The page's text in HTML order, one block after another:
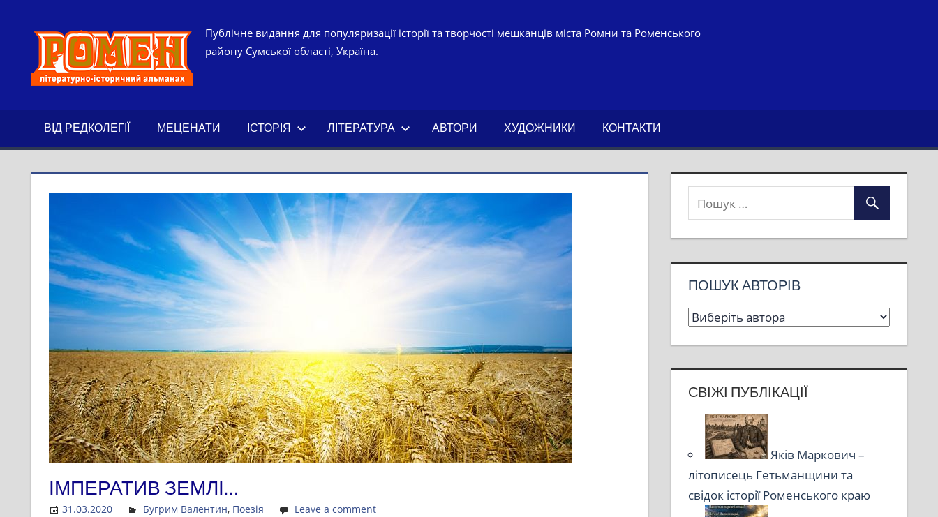
РОМЕН.
ІСТОРИЧНИЙ
АЛЬМАНАХ.
Публічне видання для популяризації історії та творчості мешканців міста Ромни та Роменського
району Сумської області, Україна.
ВІД РЕДКОЛЕГІЇ МЕЦЕНАТИ ІСТОРІЯ ЛІТЕРАТУРА АВТОРИ ХУДОЖНИКИ КОНТАКТИ
ІМПЕРАТИВ ЗЕМЛІ…
31.03.2020 Admin
Бугрим Валентин, Поезія Leave a comment
ПОШУК АВТОРІВ
СВІЖІ ПУБЛІКАЦІЇ
Яків Маркович –
літописець Гетьманщини та
свідок історії Роменського краю